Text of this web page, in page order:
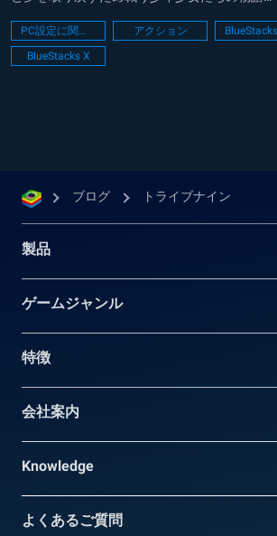
す。白熱のバトルが楽しめるアクションゲーム
として、過酷な「エクストリームゲーム
（XG）」に抗うレジスタンスの一員となり、
PC設定に関するガイド アクション
BlueStacks X
ブログ トライブナイン
製品
ゲームジャンル
特徴
会社案内
Knowledge
よくあるご質問